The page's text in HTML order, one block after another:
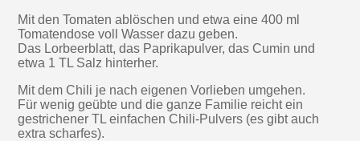
Mit den Tomaten ablöschen und etwa eine 400 ml
Tomatendose voll Wasser dazu geben.
Das Lorbeerblatt, das Paprikapulver, das Cumin und
etwa 1 TL Salz hinterher.
Mit dem Chili je nach eigenen Vorlieben umgehen.
Für wenig geübte und die ganze Familie reicht ein
gestrichener TL einfachen Chili-Pulvers (es gibt auch
extra scharfes).